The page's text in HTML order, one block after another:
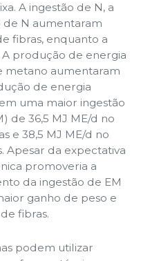
A ingestão de N, a
N aumentaram
fibras, enquanto a
produção de energia
metano aumentaram
de energia
uma maior ingestão
de 36,5 MJ ME/d no
e 38,5 MJ ME/d no
Apesar da expectativa
promoveria a
da ingestão de EM
ganho de peso e
fibras.
podem utilizar